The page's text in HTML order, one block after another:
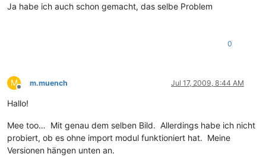
Ja habe ich auch schon gemacht, das selbe Problem
0
M
Offline
m.muench Jul 17, 2009, 8:44 AM
Hallo!
Mee too… Mit genau dem selben Bild. Allerdings habe ich nicht
probiert, ob es ohne import modul funktioniert hat. Meine
Versionen hängen unten an.